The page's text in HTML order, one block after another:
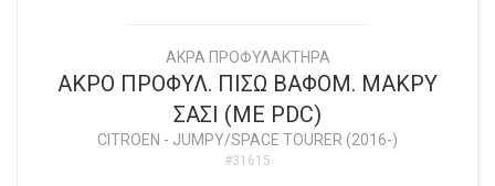
ΑΚΡΑ ΠΡΟΦΥΛΑΚΤΗΡΑ
ΑΚΡΟ ΠΡΟΦΥΛ. ΠΙΣΩ ΒΑΦΟΜ. ΜΑΚΡΥ
ΣΑΣΙ (ΜΕ PDC)
CITROEN - JUMPY/SPACE TOURER (2016-)
#31615